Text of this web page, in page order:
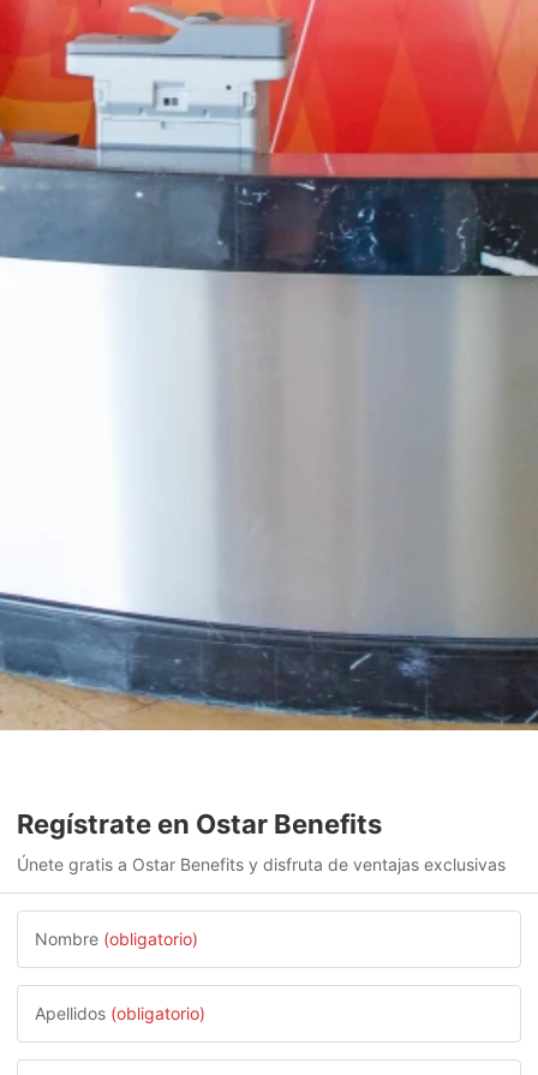
Regístrate en Ostar Benefits
Únete gratis a Ostar Benefits y disfruta de ventajas exclusivas
Nombre (obligatorio)
Apellidos (obligatorio)